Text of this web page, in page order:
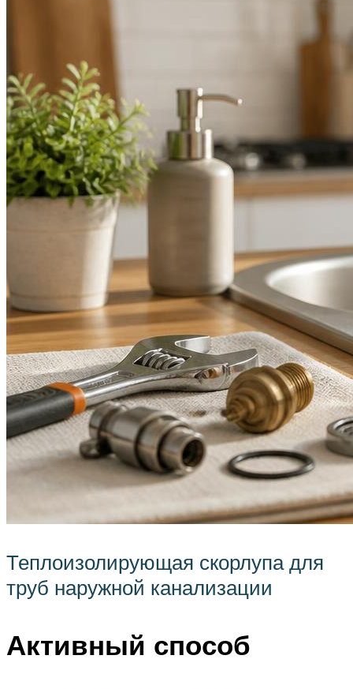
Теплоизолирующая скорлупа для
труб наружной канализации
Активный способ